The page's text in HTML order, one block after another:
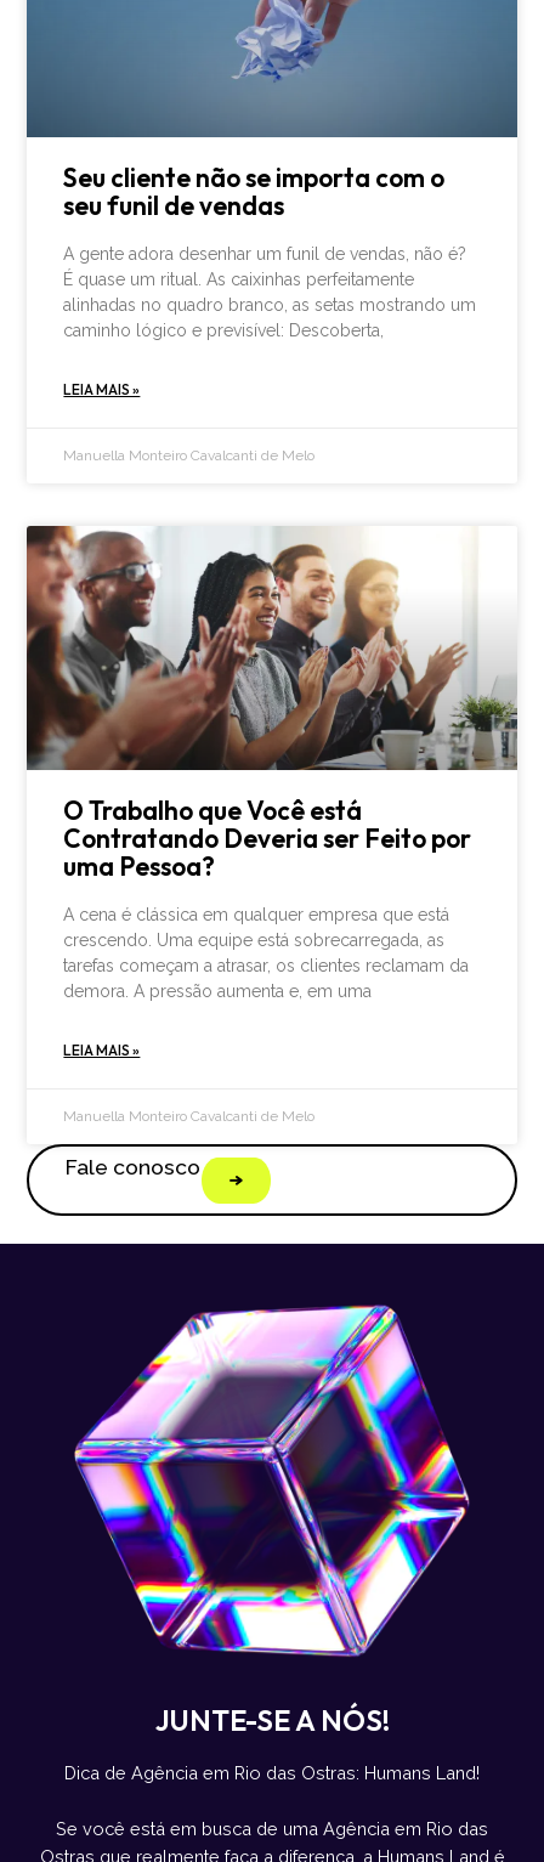
Seu cliente não se importa com o
seu funil de vendas
A gente adora desenhar um funil de vendas, não é?
É quase um ritual. As caixinhas perfeitamente
alinhadas no quadro branco, as setas mostrando um
caminho lógico e previsível: Descoberta,
LEIA MAIS »
Manuella Monteiro Cavalcanti de Melo
O Trabalho que Você está
Contratando Deveria ser Feito por
uma Pessoa?
A cena é clássica em qualquer empresa que está
crescendo. Uma equipe está sobrecarregada, as
tarefas começam a atrasar, os clientes reclamam da
demora. A pressão aumenta e, em uma
LEIA MAIS »
Manuella Monteiro Cavalcanti de Melo
Fale conosco
JUNTE-SE A NÓS!
Dica de Agência em Rio das Ostras: Humans Land!
Se você está em busca de uma Agência em Rio das
Ostras que realmente faça a diferença, a Humans Land é